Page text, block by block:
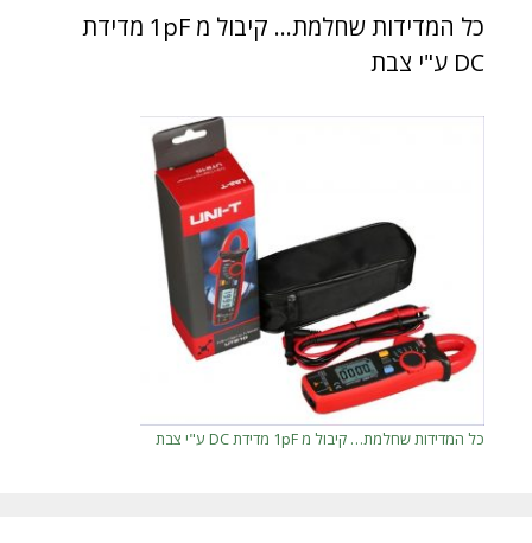
כל המדידות שחלמת… קיבול מ 1pF מדידת
DC ע"י צבת
כל המדידות שחלמת… קיבול מ 1pF מדידת DC ע"י צבת